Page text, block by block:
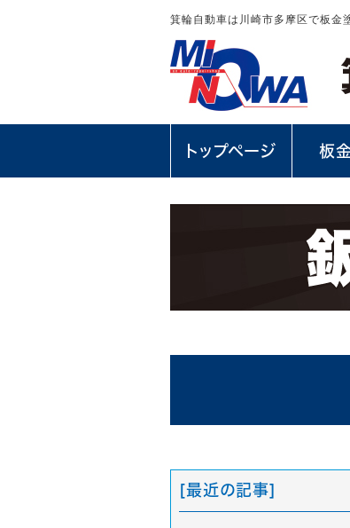
箕輪自動車は川崎市多摩区で板金
トップページ 板
[最近の記事]